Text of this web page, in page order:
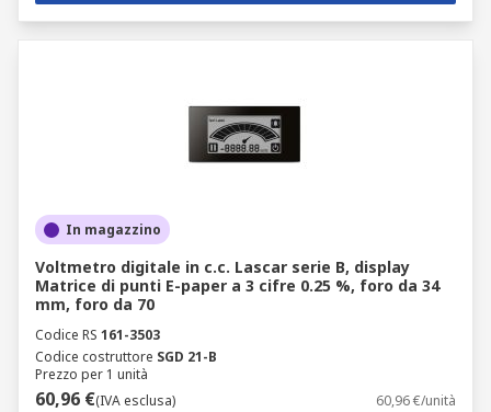
In magazzino
Voltmetro digitale in c.c. Lascar serie B, display
Matrice di punti E-paper a 3 cifre 0.25 %, foro da 34
mm, foro da 70
Codice RS 161-3503
Codice costruttore SGD 21-B
Prezzo per 1 unità
60,96 €(IVA esclusa) 60,96 €/unità